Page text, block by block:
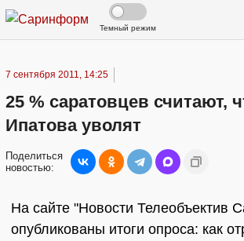
Темный режим
7 сентября 2011, 14:25
25 % саратовцев считают,
Ипатова уволят
Поделиться
новостью:
На сайте "Новости Телеобъектив
опубликованы итоги опроса: как